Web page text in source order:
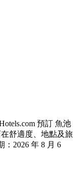
預訂 魚池
舒適度、地點及旅
： 2026 年 8 月 6